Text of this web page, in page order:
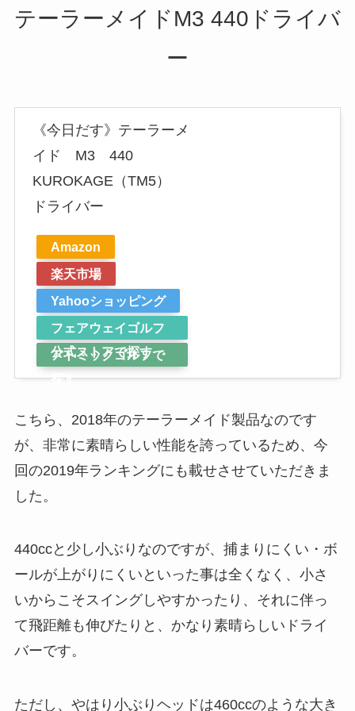
テーラーメイドM3 440ドライバ
ー
《今日だす》テーラーメ
イド M3 440
KUROKAGE（TM5）
ドライバー
Amazon
楽天市場
Yahooショッピング
フェアウェイゴルフ
公式ストアで探す
アトミックゴルフで
探す
こちら、2018年のテーラーメイド製品なのです
が、非常に素晴らしい性能を誇っているため、今
回の2019年ランキングにも載せさせていただきま
した。
440ccと少し小ぶりなのですが、捕まりにくい・ボ
ールが上がりにくいといった事は全くなく、小さ
いからこそスイングしやすかったり、それに伴っ
て飛距離も伸びたりと、かなり素晴らしいドライ
バーです。
ただし、やはり小ぶりヘッドは460ccのような大き